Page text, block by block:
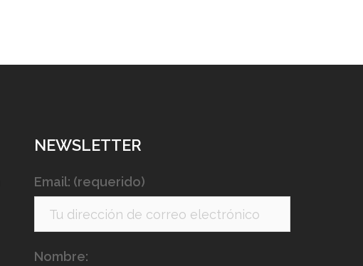
NEWSLETTER
Email: (requerido)
Nombre: